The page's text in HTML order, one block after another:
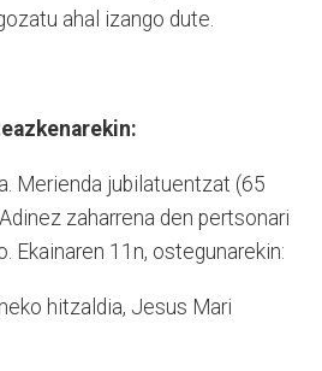
ahal izango dute.
Merienda jubilatuentzat (65
zaharrena den pertsonari
Ekainaren 11n, ostegunarekin:
hitzaldia, Jesus Mari